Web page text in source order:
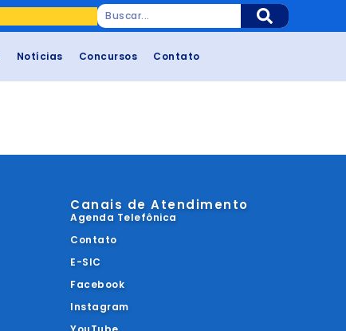
Notícias Concursos Contato
Canais de Atendimento
Agenda Telefônica
Contato
E-SIC
Facebook
Instagram